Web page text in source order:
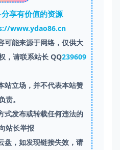
享有价值的资源
www.ydao86.cn
可能来源于网络，仅供大
，请联系站长 QQ239609
站立场，并不代表本站赞
责。
式发布或转载任何违法的
站长举报
盘，如发现链接失效，请